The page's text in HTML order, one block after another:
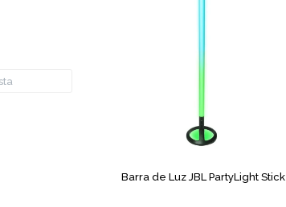
Barra de Luz JBL PartyLight Stick